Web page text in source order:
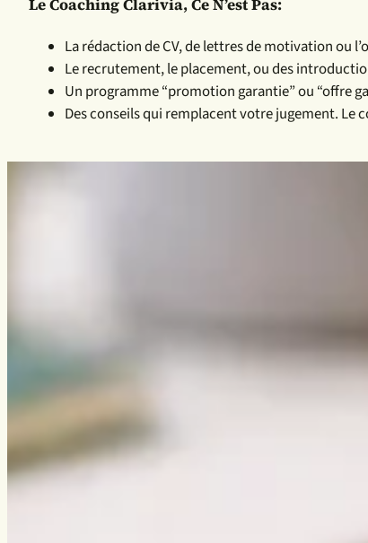
Le Coaching Clarivia, Ce N’est Pas:
La rédaction de CV, de lettres de motivation ou
Le recrutement, le placement, ou des
Un programme “promotion garantie” ou “offre
Des conseils qui remplacent votre jugement. Le